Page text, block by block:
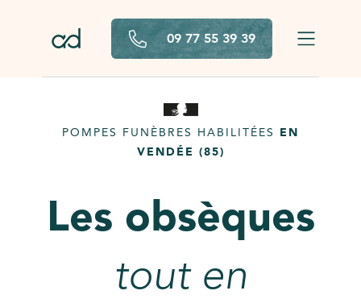
09 77 55 39 39
POMPES FUNÈBRES HABILITÉES EN
VENDÉE (85)
Les obsèques
tout en